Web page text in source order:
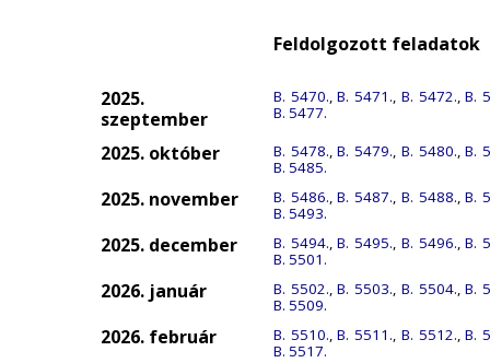
Feldolgozott feladatok
2025.
szeptember
B. 5470.,B. 5471., B. 5472.,B.
B. 5477.
2025. október B. 5478.,B. 5479., B. 5480.,B.
B. 5485.
2025. november B. 5486.,B. 5487., B. 5488.,B.
B. 5493.
2025. december B. 5494.,B. 5495., B. 5496.,B.
B. 5501.
2026. január B. 5502.,B. 5503., B. 5504.,B.
B. 5509.
2026. február B. 5510.,B. 5511., B. 5512.,B.
B. 5517.